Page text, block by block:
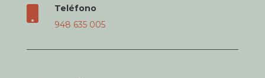
Teléfono
948 635 005